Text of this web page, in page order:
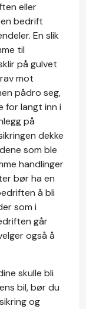
eller
bedrift
En slik
til
på gulvet
mot
pådro seg,
for langt inn i
på
dekke
som ble
handlinger
bør ha en
å bli
som i
går
også å
skulle bli
bil, bør du
og